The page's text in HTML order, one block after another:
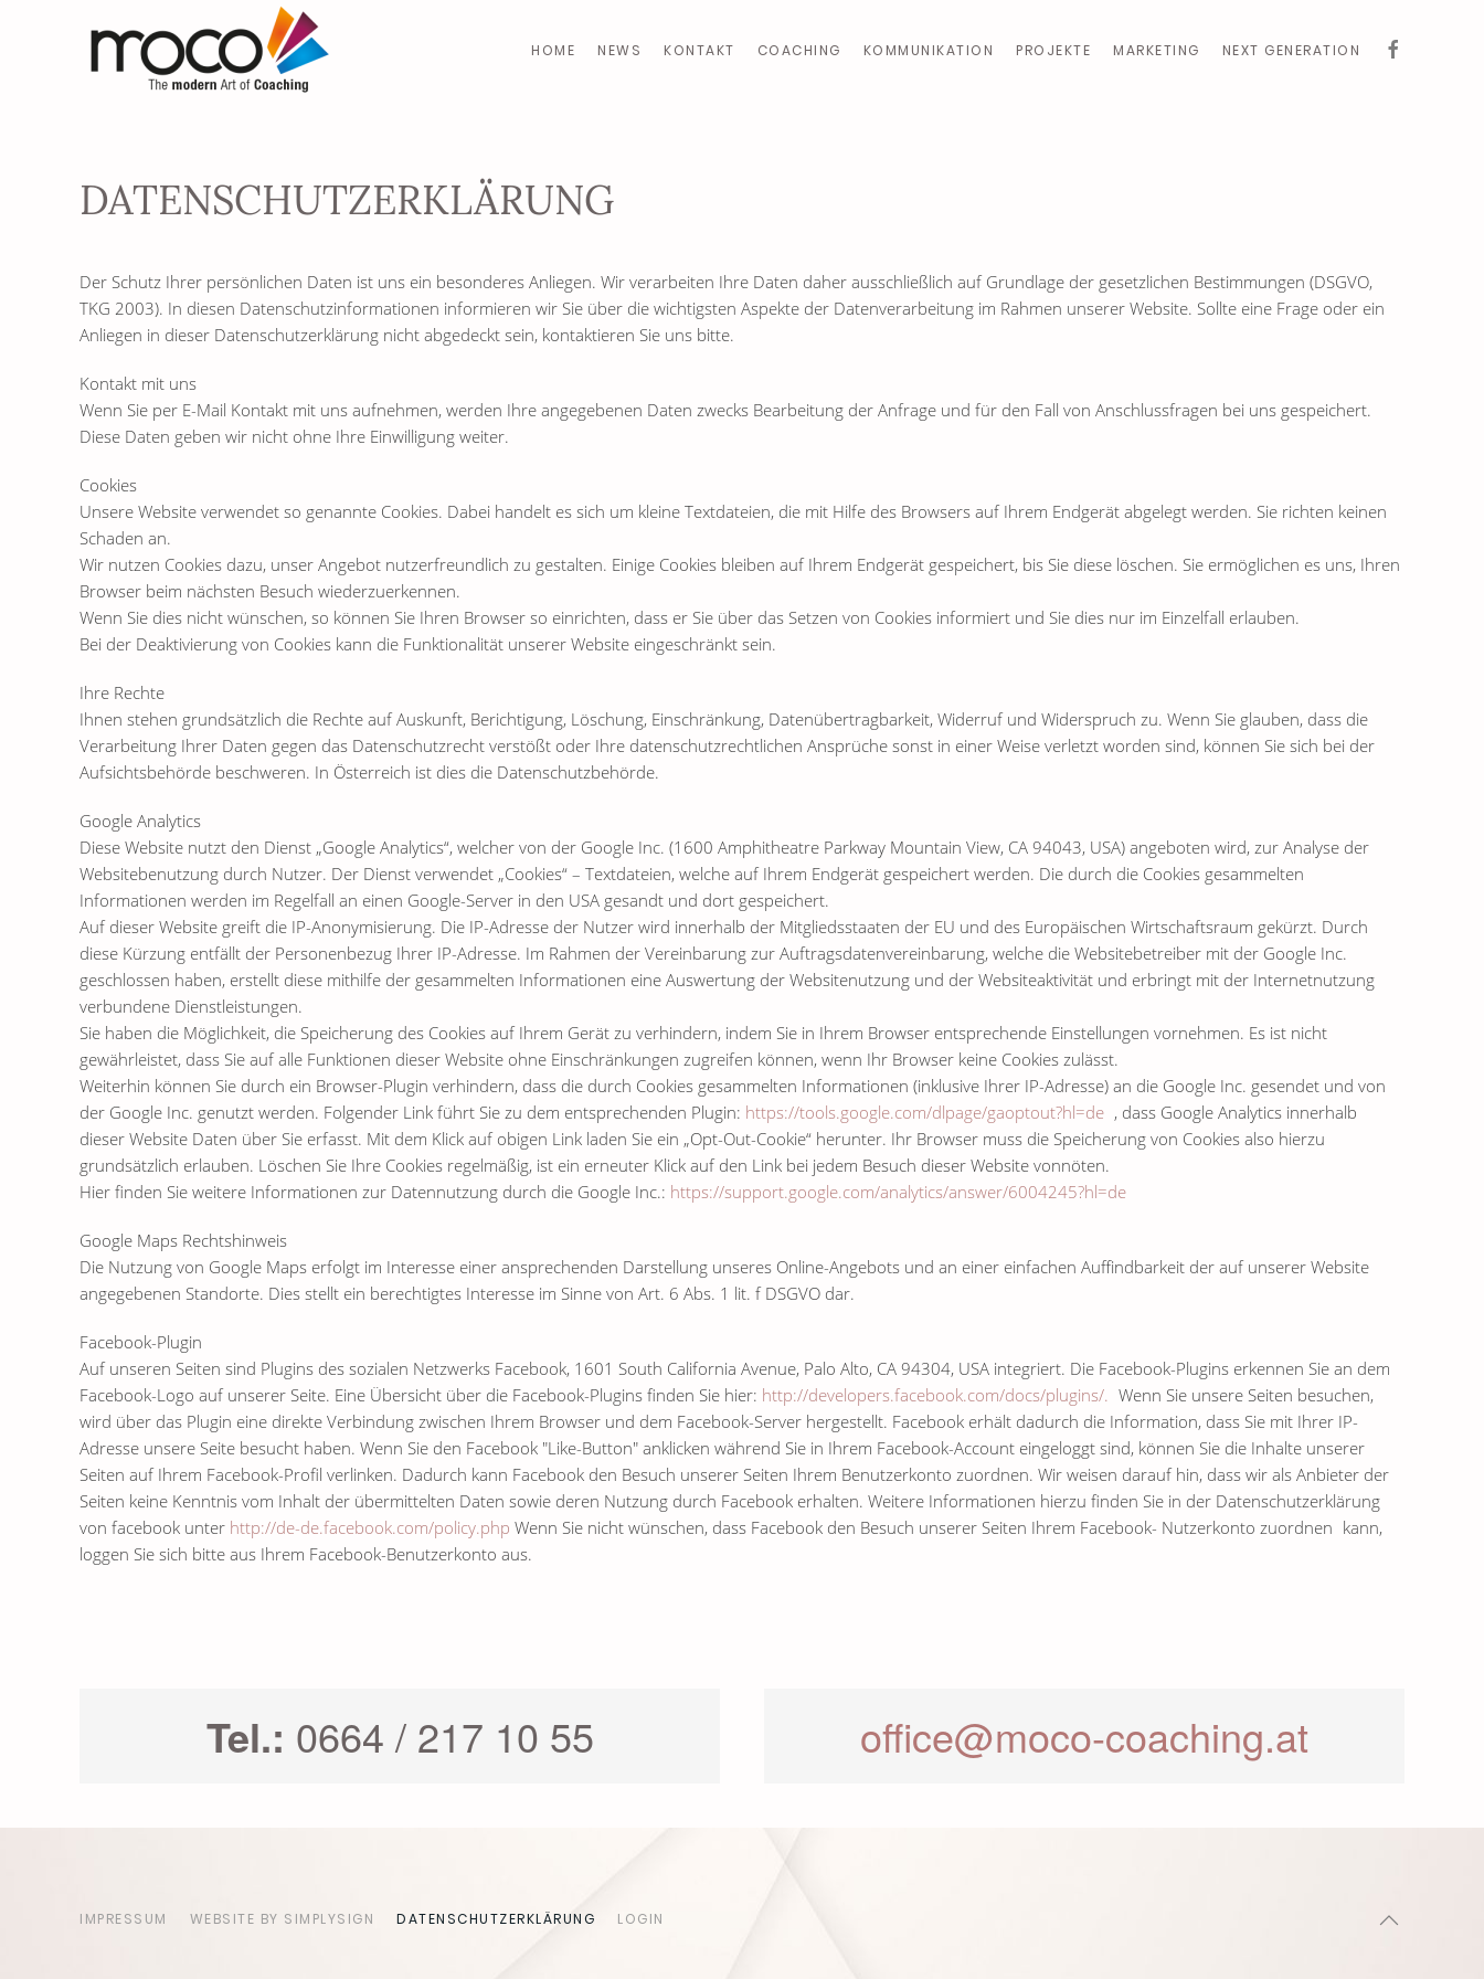
HOME NEWS KONTAKT COACHING KOMMUNIKATION PROJEKTE MARKETING NEXT GENERATION
DATENSCHUTZERKLÄRUNG
Der Schutz Ihrer persönlichen Daten ist uns ein besonderes Anliegen. Wir verarbeiten Ihre Daten daher ausschließlich auf Grundlage der gesetzlichen Bestimmungen (DSGVO,
TKG 2003). In diesen Datenschutzinformationen informieren wir Sie über die wichtigsten Aspekte der Datenverarbeitung im Rahmen unserer Website. Sollte eine Frage oder ein
Anliegen in dieser Datenschutzerklärung nicht abgedeckt sein, kontaktieren Sie uns bitte.
Kontakt mit uns
Wenn Sie per E-Mail Kontakt mit uns aufnehmen, werden Ihre angegebenen Daten zwecks Bearbeitung der Anfrage und für den Fall von Anschlussfragen bei uns gespeichert.
Diese Daten geben wir nicht ohne Ihre Einwilligung weiter.
Cookies
Unsere Website verwendet so genannte Cookies. Dabei handelt es sich um kleine Textdateien, die mit Hilfe des Browsers auf Ihrem Endgerät abgelegt werden. Sie richten keinen
Schaden an.
Wir nutzen Cookies dazu, unser Angebot nutzerfreundlich zu gestalten. Einige Cookies bleiben auf Ihrem Endgerät gespeichert, bis Sie diese löschen. Sie ermöglichen es uns, Ihren
Browser beim nächsten Besuch wiederzuerkennen.
Wenn Sie dies nicht wünschen, so können Sie Ihren Browser so einrichten, dass er Sie über das Setzen von Cookies informiert und Sie dies nur im Einzelfall erlauben.
Bei der Deaktivierung von Cookies kann die Funktionalität unserer Website eingeschränkt sein.
Ihre Rechte
Ihnen stehen grundsätzlich die Rechte auf Auskunft, Berichtigung, Löschung, Einschränkung, Datenübertragbarkeit, Widerruf und Widerspruch zu. Wenn Sie glauben, dass die
Verarbeitung Ihrer Daten gegen das Datenschutzrecht verstößt oder Ihre datenschutzrechtlichen Ansprüche sonst in einer Weise verletzt worden sind, können Sie sich bei der
Aufsichtsbehörde beschweren. In Österreich ist dies die Datenschutzbehörde.
Google Analytics
Diese Website nutzt den Dienst „Google Analytics“, welcher von der Google Inc. (1600 Amphitheatre Parkway Mountain View, CA 94043, USA) angeboten wird, zur Analyse der
Websitebenutzung durch Nutzer. Der Dienst verwendet „Cookies“ – Textdateien, welche auf Ihrem Endgerät gespeichert werden. Die durch die Cookies gesammelten
Informationen werden im Regelfall an einen Google-Server in den USA gesandt und dort gespeichert.
Auf dieser Website greift die IP-Anonymisierung. Die IP-Adresse der Nutzer wird innerhalb der Mitgliedsstaaten der EU und des Europäischen Wirtschaftsraum gekürzt. Durch
diese Kürzung entfällt der Personenbezug Ihrer IP-Adresse. Im Rahmen der Vereinbarung zur Auftragsdatenvereinbarung, welche die Websitebetreiber mit der Google Inc.
geschlossen haben, erstellt diese mithilfe der gesammelten Informationen eine Auswertung der Websitenutzung und der Websiteaktivität und erbringt mit der Internetnutzung
verbundene Dienstleistungen.
Sie haben die Möglichkeit, die Speicherung des Cookies auf Ihrem Gerät zu verhindern, indem Sie in Ihrem Browser entsprechende Einstellungen vornehmen. Es ist nicht
gewährleistet, dass Sie auf alle Funktionen dieser Website ohne Einschränkungen zugreifen können, wenn Ihr Browser keine Cookies zulässt.
Weiterhin können Sie durch ein Browser-Plugin verhindern, dass die durch Cookies gesammelten Informationen (inklusive Ihrer IP-Adresse) an die Google Inc. gesendet und von
der Google Inc. genutzt werden. Folgender Link führt Sie zu dem entsprechenden Plugin: https://tools.google.com/dlpage/gaoptout?hl=de , dass Google Analytics innerhalb
dieser Website Daten über Sie erfasst. Mit dem Klick auf obigen Link laden Sie ein „Opt-Out-Cookie“ herunter. Ihr Browser muss die Speicherung von Cookies also hierzu
grundsätzlich erlauben. Löschen Sie Ihre Cookies regelmäßig, ist ein erneuter Klick auf den Link bei jedem Besuch dieser Website vonnöten.
Hier finden Sie weitere Informationen zur Datennutzung durch die Google Inc.: https://support.google.com/analytics/answer/6004245?hl=de
Google Maps Rechtshinweis
Die Nutzung von Google Maps erfolgt im Interesse einer ansprechenden Darstellung unseres Online-Angebots und an einer einfachen Auffindbarkeit der auf unserer Website
angegebenen Standorte. Dies stellt ein berechtigtes Interesse im Sinne von Art. 6 Abs. 1 lit. f DSGVO dar.
Facebook-Plugin
Auf unseren Seiten sind Plugins des sozialen Netzwerks Facebook, 1601 South California Avenue, Palo Alto, CA 94304, USA integriert. Die Facebook-Plugins erkennen Sie an dem
Facebook-Logo auf unserer Seite. Eine Übersicht über die Facebook-Plugins finden Sie hier: http://developers.facebook.com/docs/plugins/. Wenn Sie unsere Seiten besuchen,
wird über das Plugin eine direkte Verbindung zwischen Ihrem Browser und dem Facebook-Server hergestellt. Facebook erhält dadurch die Information, dass Sie mit Ihrer IP-
Adresse unsere Seite besucht haben. Wenn Sie den Facebook "Like-Button" anklicken während Sie in Ihrem Facebook-Account eingeloggt sind, können Sie die Inhalte unserer
Seiten auf Ihrem Facebook-Profil verlinken. Dadurch kann Facebook den Besuch unserer Seiten Ihrem Benutzerkonto zuordnen. Wir weisen darauf hin, dass wir als Anbieter der
Seiten keine Kenntnis vom Inhalt der übermittelten Daten sowie deren Nutzung durch Facebook erhalten. Weitere Informationen hierzu finden Sie in der Datenschutzerklärung
von facebook unter http://de-de.facebook.com/policy.php Wenn Sie nicht wünschen, dass Facebook den Besuch unserer Seiten Ihrem Facebook- Nutzerkonto zuordnen kann,
loggen Sie sich bitte aus Ihrem Facebook-Benutzerkonto aus.
Tel.: 0664 / 217 10 55 office@moco-coaching.at
IMPRESSUM WEBSITE BY SIMPLYSIGN DATENSCHUTZERKLÄRUNG LOGIN